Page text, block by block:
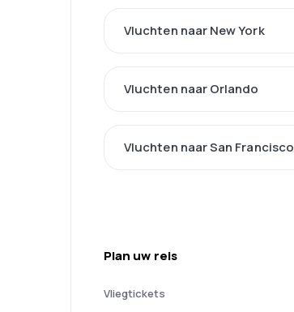
Vluchten naar New York
Vluchten naar Orlando
Vluchten naar San Francisco
Plan uw reis
Vliegtickets